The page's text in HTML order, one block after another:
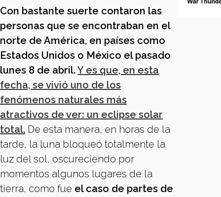
Con bastante suerte contaron las
personas que se encontraban en el
norte de América, en países como
Estados Unidos o México el pasado
lunes 8 de abril.Y es que, en esta
fecha, se vivió uno de los
fenómenos naturales más
atractivos de ver: un eclipse solar
total. De esta manera, en horas de la
tarde, la luna bloqueó totalmente la
luz del sol, oscureciendo por
momentos algunos lugares de la
tierra, como fue el caso de partes de